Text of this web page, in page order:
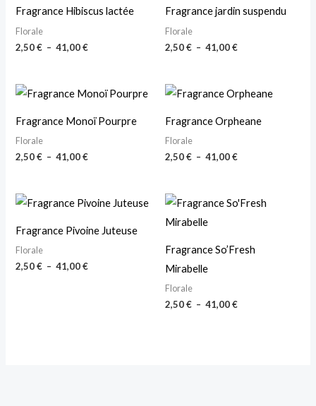
Fragrance Hibiscus lactée
Florale
2,50€ – 41,00€
2,50 €
Fragrance jardin suspendu
Florale
2,50€ – 41,00€
2,50 €
Fragrance Monoï Pourpre
Florale
2,50€ – 41,00€
Plage
de
2,50 €
Fragrance Orpheane
Florale
2,50€ – 41,00€
Plage
de
2,50 €
Fragrance Pivoine Juteuse
Florale
2,50€ – 41,00€
Plage
de
2,50 €
Fragrance So’Fresh
Mirabelle
Florale
2,50€ – 41,00€
Plage
de
à